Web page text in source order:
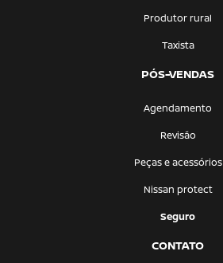
Produtor rural
Taxista
PÓS-VENDAS
Agendamento
Revisão
Peças e acessórios
Nissan protect
Seguro
CONTATO